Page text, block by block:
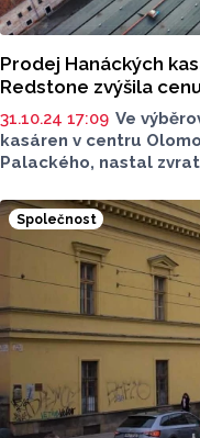
Prodej Hanáckých
Redstone zvýšila
31.10.24 17:09 Ve
kasáren v centru
Palackého, nastal
za kterou rozlehnou
tak musí novou cenu
získat od státu do
opakovat. Univerzita
za nestandardní a
Sdělil to mluvčí UP
zastupování státu ve
Michaela Tesařová
řízení je transparentní
Společnost